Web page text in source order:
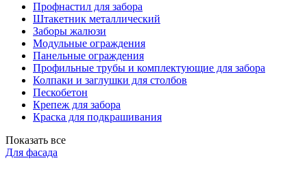
Профнастил для забора
Штакетник металлический
Заборы жалюзи
Модульные ограждения
Панельные ограждения
Профильные трубы и комплектующие для забора
Колпаки и заглушки для столбов
Пескобетон
Крепеж для забора
Краска для подкрашивания
Показать все
Для фасада